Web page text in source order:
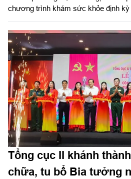
chương trình khám sức khỏe định kỳ
Tổng cục II khánh
chữa, tu bổ Bia tưởng